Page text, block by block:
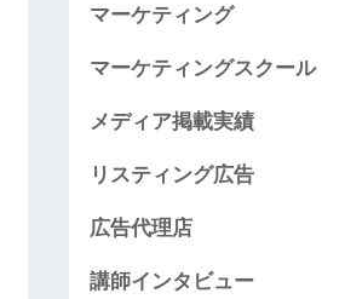
マーケティング
マーケティングスクール
メディア掲載実績
リスティング広告
広告代理店
講師インタビュー